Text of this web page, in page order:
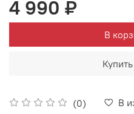
(0) В
4 990 ₽
В